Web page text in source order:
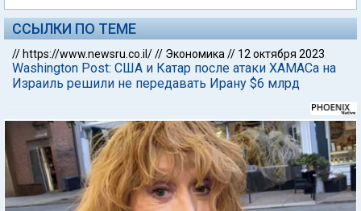
ССЫЛКИ ПО ТЕМЕ
// https://www.newsru.co.il/// Экономика // 12 октября 2023
Washington Post: США и Катар после атаки ХАМАСа на
Израиль решили не передавать Ирану $6 млрд